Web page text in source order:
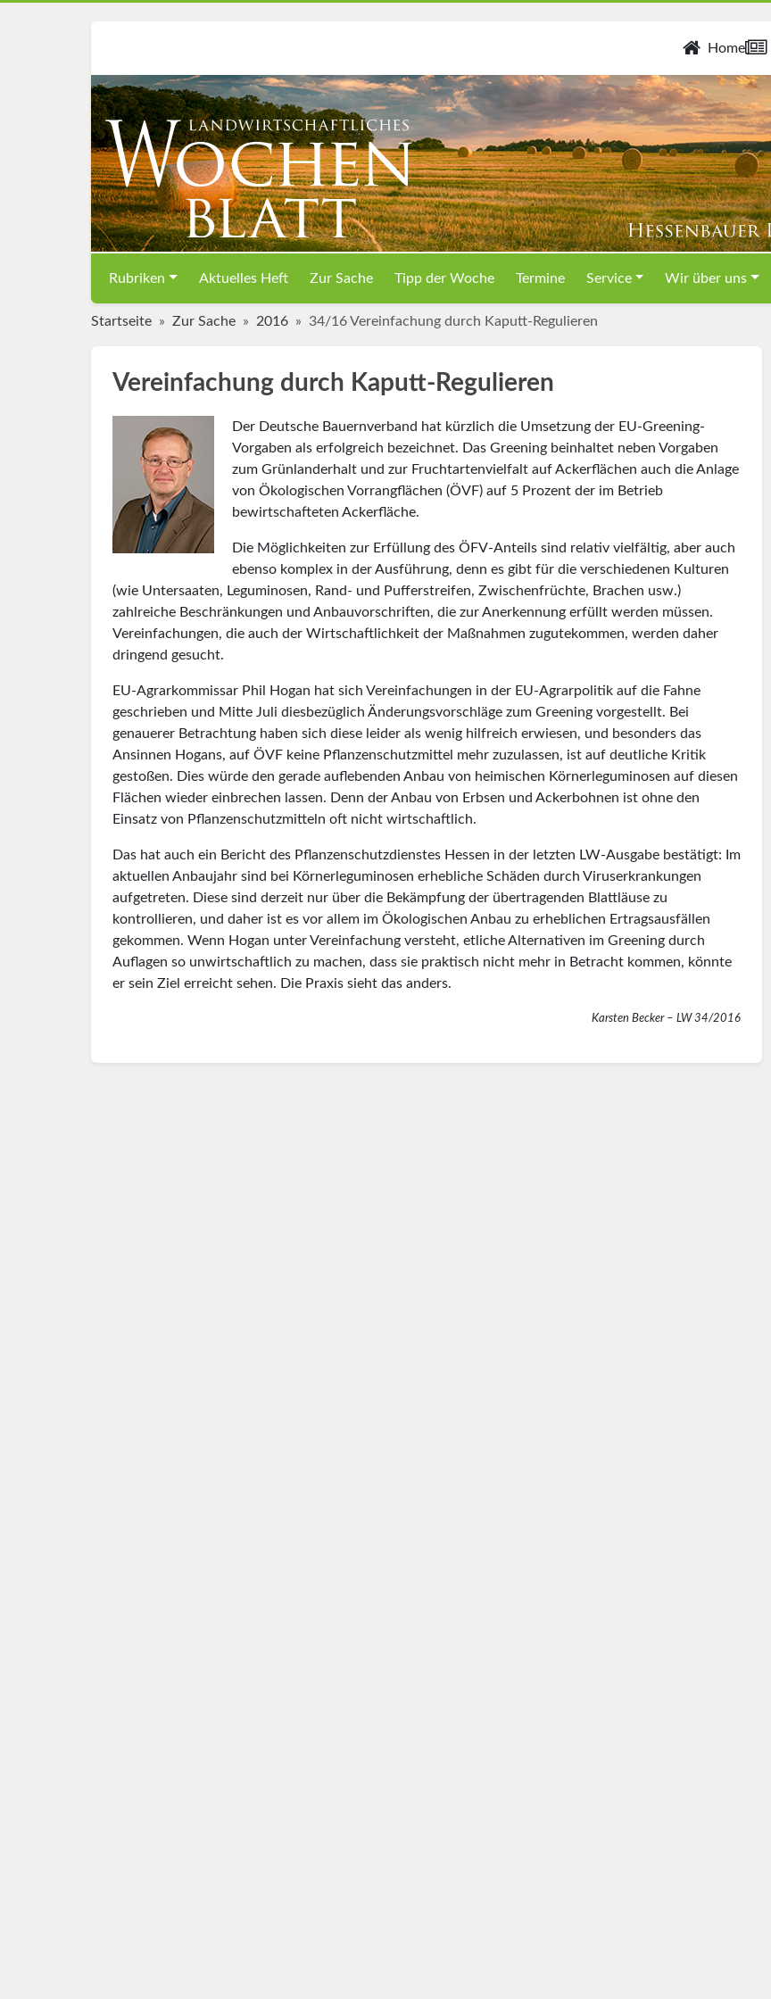
Home
Rubriken Aktuelles Heft Zur Sache Tipp der Woche Termine Service Wir über uns
Startseite Zur Sache 2016 34/16 Vereinfachung durch Kaputt-Regulieren
Vereinfachung durch Kaputt-Regulieren
Der Deutsche Bauernverband hat kürzlich die Umsetzung der EU-Greening-
Vorgaben als erfolgreich bezeichnet. Das Greening beinhaltet neben Vorgaben
zum Grünlanderhalt und zur Fruchtartenvielfalt auf Ackerflächen auch die Anlage
von Ökologischen Vorrangflächen (ÖVF) auf 5 Prozent der im Betrieb
bewirtschafteten Ackerfläche.
Die Möglichkeiten zur Erfüllung des ÖFV-Anteils sind relativ vielfältig, aber auch
ebenso komplex in der Ausführung, denn es gibt für die verschiedenen Kulturen
(wie Untersaaten, Leguminosen, Rand- und Pufferstreifen, Zwischenfrüchte, Brachen usw.)
zahlreiche Beschränkungen und Anbauvorschriften, die zur Anerkennung erfüllt werden müssen.
Vereinfachungen, die auch der Wirtschaftlichkeit der Maßnahmen zugutekommen, werden daher
dringend gesucht.
EU-Agrarkommissar Phil Hogan hat sich Vereinfachungen in der EU-Agrarpolitik auf die Fahne
geschrieben und Mitte Juli diesbezüglich Änderungsvorschläge zum Greening vorgestellt. Bei
genauerer Betrachtung haben sich diese leider als wenig hilfreich erwiesen, und besonders das
Ansinnen Hogans, auf ÖVF keine Pflanzenschutzmittel mehr zuzulassen, ist auf deutliche Kritik
gestoßen. Dies würde den gerade auflebenden Anbau von heimischen Körnerleguminosen auf diesen
Flächen wieder einbrechen lassen. Denn der Anbau von Erbsen und Ackerbohnen ist ohne den
Einsatz von Pflanzenschutzmitteln oft nicht wirtschaftlich.
Das hat auch ein Bericht des Pflanzenschutzdienstes Hessen in der letzten LW-Ausgabe bestätigt: Im
aktuellen Anbaujahr sind bei Körnerleguminosen erhebliche Schäden durch Viruserkrankungen
aufgetreten. Diese sind derzeit nur über die Bekämpfung der übertragenden Blattläuse zu
kontrollieren, und daher ist es vor allem im Ökologischen Anbau zu erheblichen Ertragsausfällen
gekommen. Wenn Hogan unter Verein­fachung versteht, etliche Alter­nativen im Greening durch
Auflagen so unwirtschaftlich zu machen, dass sie praktisch nicht mehr in Betracht kommen, könnte
er sein Ziel erreicht sehen. Die Praxis sieht das anders.
Karsten Becker – LW 34/2016